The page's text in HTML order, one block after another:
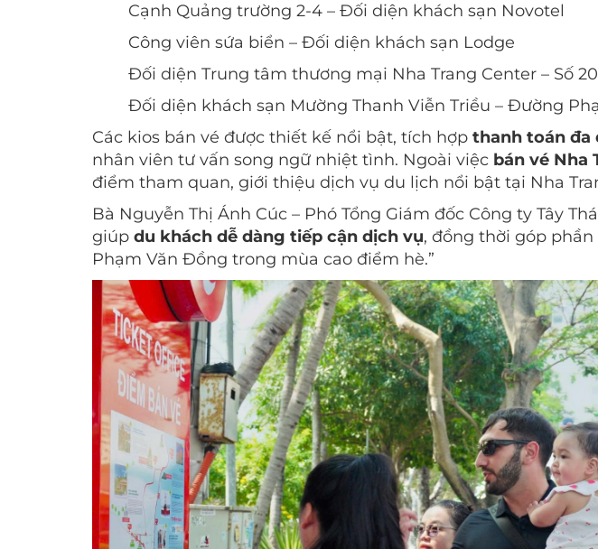
Cạnh Quảng trường 2-4 – Đối diện khách sạn Novotel
Công viên sứa biển – Đối diện khách sạn Lodge
Đối diện Trung tâm thương mại Nha Trang Center – Số
Đối diện khách sạn Mường Thanh Viễn Triều – Đường
Các kios bán vé được thiết kế nổi bật, tích hợp thanh toán đa
nhân viên tư vấn song ngữ nhiệt tình. Ngoài việc bán vé Nha
điểm tham quan, giới thiệu dịch vụ du lịch nổi bật tại Nha
Bà Nguyễn Thị Ánh Cúc – Phó Tổng Giám đốc Công ty Tây
giúp du khách dễ dàng tiếp cận dịch vụ, đồng thời góp phần
Phạm Văn Đồng trong mùa cao điểm hè.”